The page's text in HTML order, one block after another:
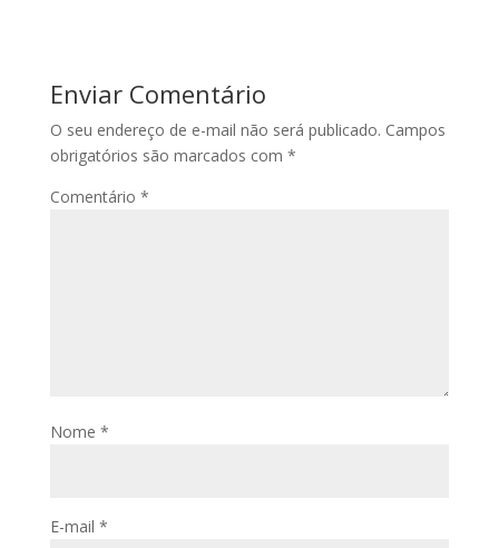
Enviar Comentário
O seu endereço de e-mail não será publicado. Campos
obrigatórios são marcados com *
Comentário *
Nome *
E-mail *